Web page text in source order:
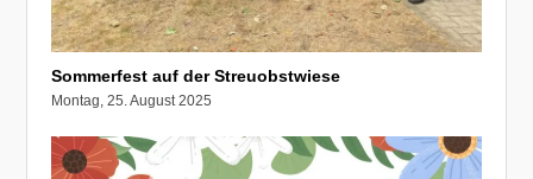
Sommerfest auf der Streuobstwiese
Montag, 25. August 2025